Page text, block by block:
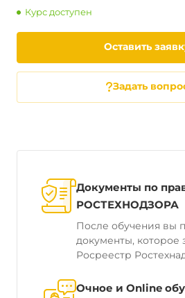
Курс доступен
Оставить
Задать
Документы по
РОСТЕХНОДЗОРА
После обучения вы
документы, которое
Росреестр
Очное и Online